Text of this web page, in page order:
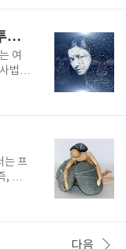
. 정
서
며,
증
으
성격 측정 방법 자기 보고식 검사 투사적 검사
여
법이
성향
검
되는
할
터
여
로
는 프
, 프
적,
에
다음